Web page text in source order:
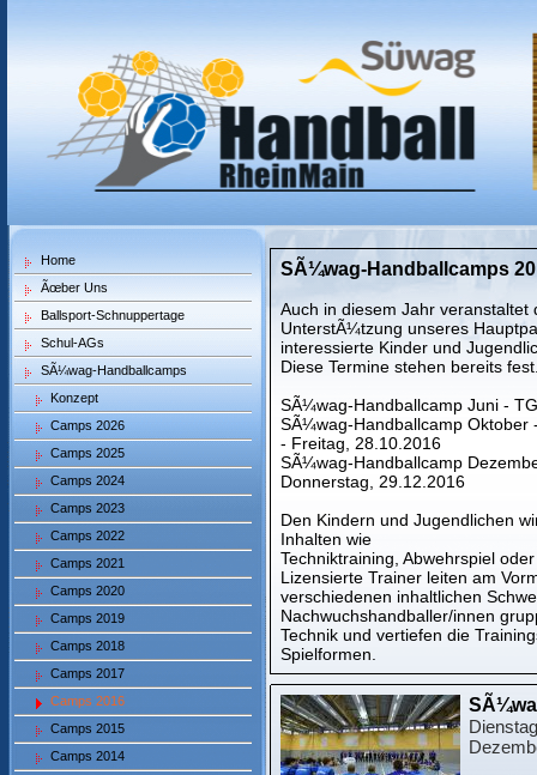
Home
Ãœber Uns
Ballsport-Schnuppertage
Schul-AGs
SÃ¼wag-Handballcamps
Konzept
Camps 2026
Camps 2025
Camps 2024
Camps 2023
Camps 2022
Camps 2021
Camps 2020
Camps 2019
Camps 2018
Camps 2017
Camps 2016
Camps 2015
Camps 2014
SÃ¼wag-Handballcamps
Auch in diesem Jahr
UnterstÃ¼tzung unseres
interessierte Kinder und
Diese Termine stehen bereits
SÃ¼wag-Handballcamp Juni -
SÃ¼wag-Handballcamp
- Freitag, 28.10.2016
SÃ¼wag-Handballcamp
Donnerstag, 29.12.2016
Den Kindern und Jugendlichen
Inhalten wie
Techniktraining, Abwehrspiel
Lizensierte Trainer leiten am
verschiedenen inhaltlichen
Nachwuchshandballer/innen
Technik und vertiefen die
Spielformen.